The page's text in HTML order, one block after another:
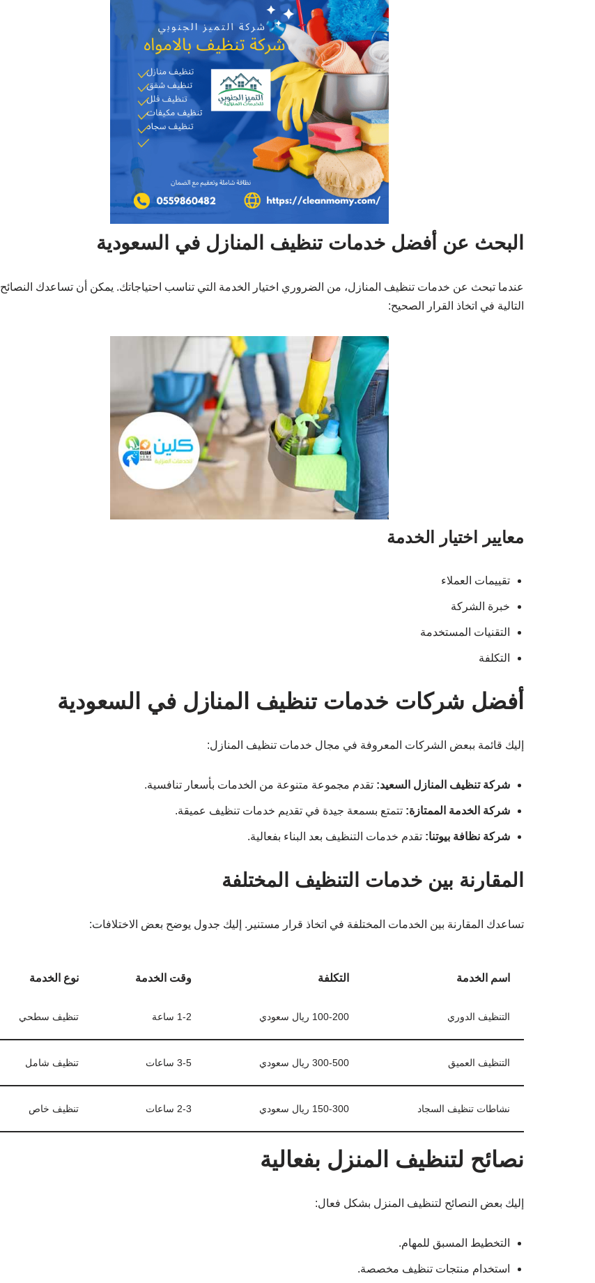
البحث عن أفضل خدمات تنظيف المنازل في السعودية
عندما تبحث عن خدمات تنظيف المنازل، من الضروري اختيار الخدمة التي تناسب احتياجاتك. يمكن أن تساعدك النصائح
التالية في اتخاذ القرار الصحيح:
معايير اختيار الخدمة
تقييمات العملاء
خبرة الشركة
التقنيات المستخدمة
التكلفة
أفضل شركات خدمات تنظيف المنازل في السعودية
إليك قائمة ببعض الشركات المعروفة في مجال خدمات تنظيف المنازل:
شركة تنظيف المنازل السعيد: تقدم مجموعة متنوعة من الخدمات بأسعار تنافسية.
شركة الخدمة الممتازة: تتمتع بسمعة جيدة في تقديم خدمات تنظيف عميقة.
شركة نظافة بيوتنا: تقدم خدمات التنظيف بعد البناء بفعالية.
المقارنة بين خدمات التنظيف المختلفة
تساعدك المقارنة بين الخدمات المختلفة في اتخاذ قرار مستنير. إليك جدول يوضح بعض الاختلافات:
اسم الخدمة التكلفة وقت الخدمة نوع الخدمة
التنظيف الدوري 100-200 ريال سعودي 1-2 ساعة تنظيف سطحي
التنظيف العميق 300-500 ريال سعودي 3-5 ساعات تنظيف شامل
نشاطات تنظيف السجاد 150-300 ريال سعودي 2-3 ساعات تنظيف خاص
نصائح لتنظيف المنزل بفعالية
إليك بعض النصائح لتنظيف المنزل بشكل فعال:
التخطيط المسبق للمهام.
استخدام منتجات تنظيف مخصصة.